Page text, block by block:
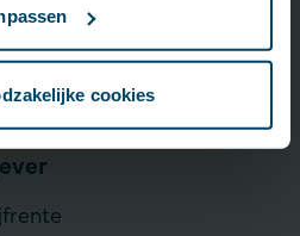
cookies